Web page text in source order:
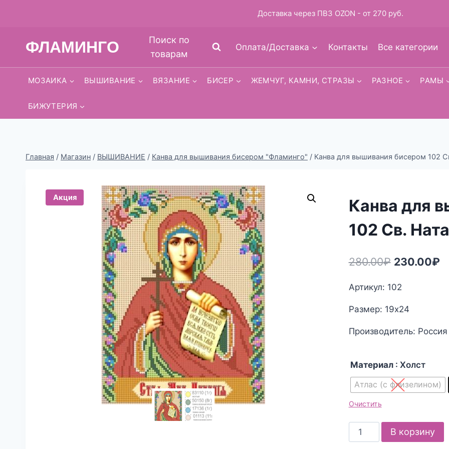
ФЛАМИНГО
Поиск по
товарам
Оплата/Доставка Контакты Все категории
МОЗАИКА ВЫШИВАНИЕ ВЯЗАНИЕ БИСЕР ЖЕМЧУГ, КАМНИ, СТРАЗЫ РАЗНОЕ РАМЫ
БИЖУТЕРИЯ
Главная / Магазин / ВЫШИВАНИЕ / Канва для вышивания бисером "Фламинго" / Канва для вышивания бисером 102
Акция
Канва для
102 Св.
280.00₽
280.00₽.
230.00₽
Артикул: 102
Размер: 19х24
Производитель: Россия
Материал : Холст
Атлас (с флизелином)
Очистить
Количество
товара
В корзину
Доставка через ПВЗ OZON - от 270 руб.